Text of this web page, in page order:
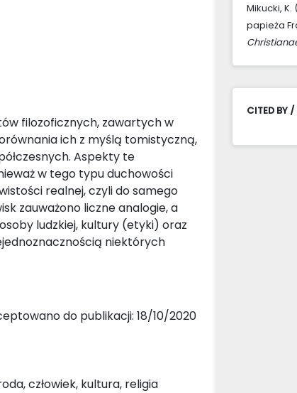
filozoficznych, zawartych w
ich z myślą tomistyczną,
Aspekty te
w tego typu duchowości
realnej, czyli do samego
zauważono liczne analogie, a
ludzkiej, kultury (etyki) oraz
niektórych
do publikacji: 18/10/2020
człowiek, kultura, religia
Mikucki,
papieża
CITED BY /